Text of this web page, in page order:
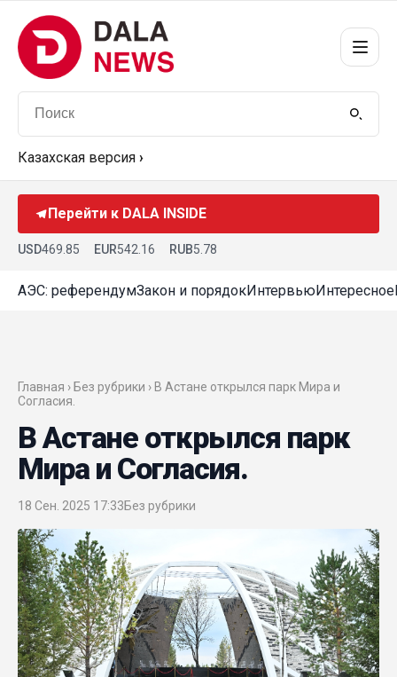
Казахская версия ›
Перейти к DALA INSIDE
USD469.85 EUR542.16 RUB5.78
АЭС: референдумЗакон и порядокИнтервьюИнтересное
Главная › Без рубрики › В Астане открылся парк Мира и
Согласия.
В Астане открылся парк
Мира и Согласия.
18 Сен. 2025 17:33Без рубрики